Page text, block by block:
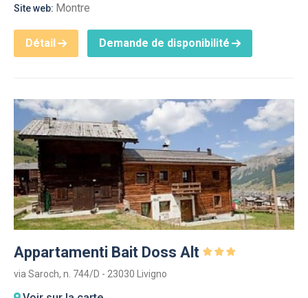
Site web: Montre
Détail Demande de disponibilité
Appartamenti Bait Doss Alt
via Saroch, n. 744/D - 23030 Livigno